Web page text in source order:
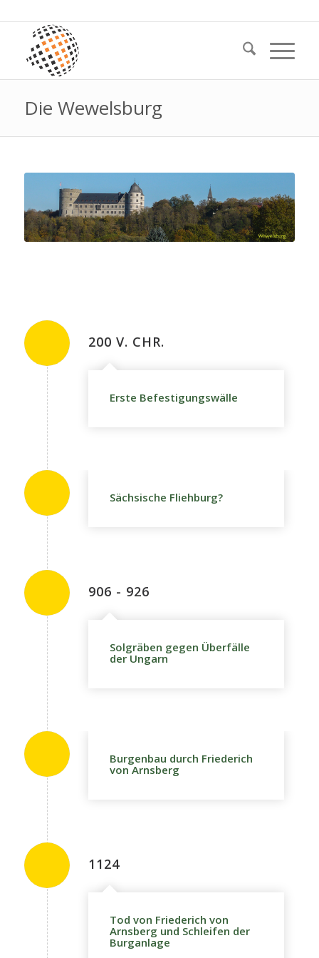
Die Wewelsburg
200 V. CHR.
Erste Befestigungswälle
Sächsische Fliehburg?
906 - 926
Solgräben gegen Überfälle
der Ungarn
Burgenbau durch Friederich
von Arnsberg
1124
Tod von Friederich von
Arnsberg und Schleifen der
Burganlage